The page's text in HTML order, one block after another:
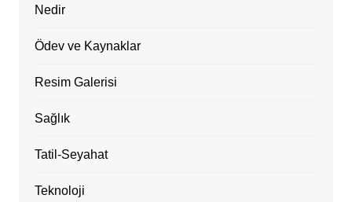
Nedir
Ödev ve Kaynaklar
Resim Galerisi
Sağlık
Tatil-Seyahat
Teknoloji